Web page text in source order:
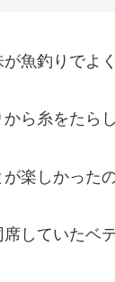
魚釣りでよ
ら糸をたら
楽しかったの
していたベ